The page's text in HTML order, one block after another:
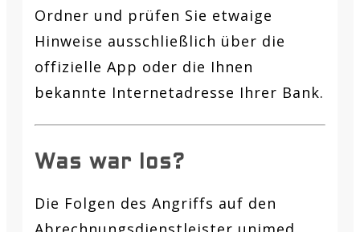
Ordner und prüfen Sie etwaige
Hinweise ausschließlich über die
offizielle App oder die Ihnen
bekannte Internetadresse Ihrer Bank.
Was war los?
Die Folgen des Angriffs auf den